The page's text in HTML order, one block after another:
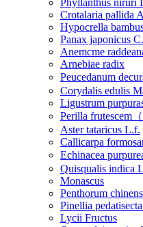
Phyllanthus niruri
Crotalaria pallida
Hypocrella
Panax japonicus
Anemcme
Arnebiae radix
Peucedanum
Corydalis edulis
Ligustrum
Perilla frutescem
Aster tataricus L.f.
Callicarpa
Echinacea
Quisqualis indica
Monascus
Penthorum
Pinellia
Lycii Fructus